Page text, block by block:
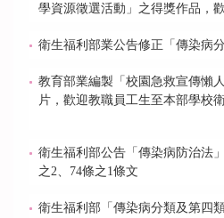
學資源徵選活動」之得獎作品，歡
衛生福利部業公告修正「傳染病
教育部業編製「校園急救宣傳懶
片，歡迎教職員工生至本部學校
衛生福利部公告「傳染病防治法
之2、74條之1條文
衛生福利部「傳染病分類及第四